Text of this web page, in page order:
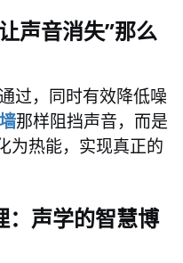
声音消失”那么
过，同时有效降低噪
那样阻挡声音，而是
为热能，实现真正的
：声学的智慧博